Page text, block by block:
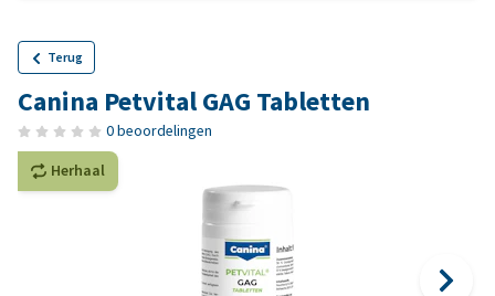
Terug
Canina Petvital GAG Tabletten
0 beoordelingen
Herhaal